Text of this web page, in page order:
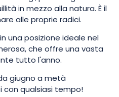
in mezzo alla natura. È il
alle proprie radici.
una posizione ideale nel
che offre una vasta
tutto l'anno.
giugno a metà
qualsiasi tempo!